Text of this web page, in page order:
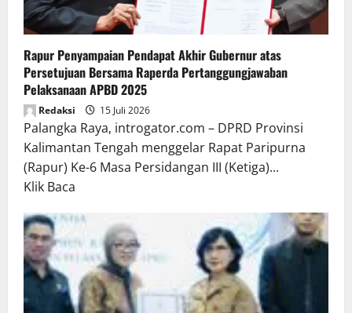
Rapur Penyampaian Pendapat Akhir Gubernur atas
Persetujuan Bersama Raperda Pertanggungjawaban
Pelaksanaan APBD 2025
Redaksi 15 Juli 2026
Palangka Raya, introgator.com – DPRD Provinsi
Kalimantan Tengah menggelar Rapat Paripurna
(Rapur) Ke-6 Masa Persidangan III (Ketiga)...
Klik Baca
about
Rapur
Penyampaian
Pendapat
Akhir